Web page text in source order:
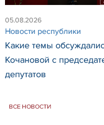
05.08.2026
Новости республики
Какие темы
Кочановой с
депутатов
ВСЕ НОВОСТИ